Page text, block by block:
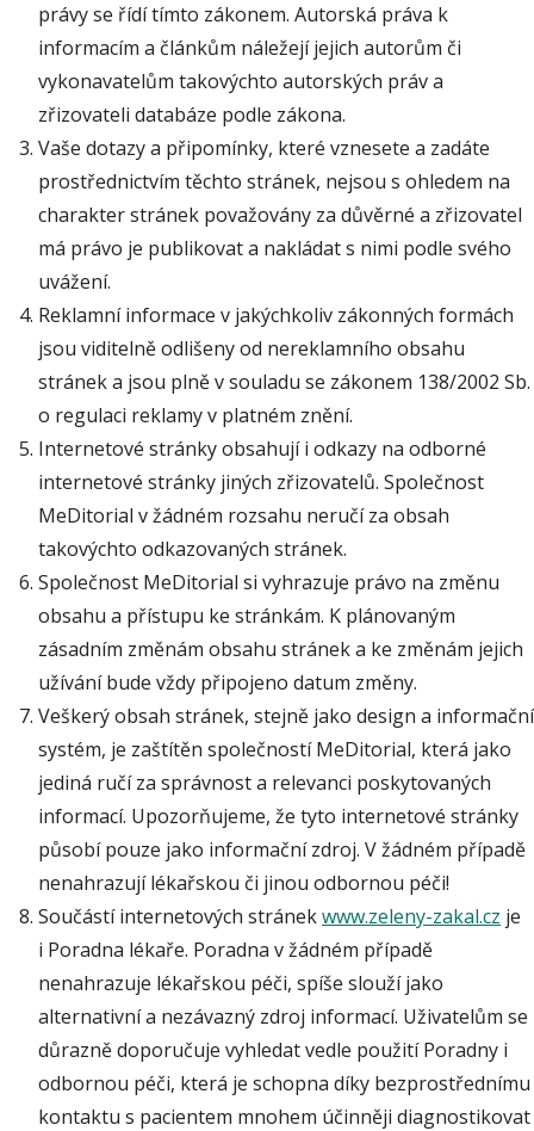
právy se řídí tímto zákonem. Autorská práva k
informacím a článkům náležejí jejich autorům či
vykonavatelům takovýchto autorských práv a
zřizovateli databáze podle zákona.
Vaše dotazy a připomínky, které vznesete a zadáte
prostřednictvím těchto stránek, nejsou s ohledem na
charakter stránek považovány za důvěrné a zřizovatel
má právo je publikovat a nakládat s nimi podle svého
uvážení.
Reklamní informace v jakýchkoliv zákonných formách
jsou viditelně odlišeny od nereklamního obsahu
stránek a jsou plně v souladu se zákonem 138/2002 Sb.
o regulaci reklamy v platném znění.
Internetové stránky obsahují i odkazy na odborné
internetové stránky jiných zřizovatelů. Společnost
MeDitorial v žádném rozsahu neručí za obsah
takovýchto odkazovaných stránek.
Společnost MeDitorial si vyhrazuje právo na změnu
obsahu a přístupu ke stránkám. K plánovaným
zásadním změnám obsahu stránek a ke změnám jejich
užívání bude vždy připojeno datum změny.
Veškerý obsah stránek, stejně jako design a informační
systém, je zaštítěn společností MeDitorial, která jako
jediná ručí za správnost a relevanci poskytovaných
informací. Upozorňujeme, že tyto internetové stránky
působí pouze jako informační zdroj. V žádném případě
nenahrazují lékařskou či jinou odbornou péči!
Součástí internetových stránekwww.zeleny-zakal.cz je
i Poradna lékaře. Poradna v žádném případě
nenahrazuje lékařskou péči, spíše slouží jako
alternativní a nezávazný zdroj informací. Uživatelům se
důrazně doporučuje vyhledat vedle použití Poradny i
odbornou péči, která je schopna díky bezprostřednímu
kontaktu s pacientem mnohem účinněji diagnostikovat